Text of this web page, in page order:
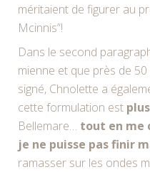
méritaient de figurer au
Mcinnis”!
Dans le second
mienne et que près de
signé, Chnolette a
cette formulation est
Bellemare… tout en me
je ne puisse pas finir
ramasser sur les ondes